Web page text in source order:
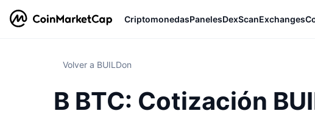
CriptomonedasPanelesDexScanExchanges
Volver a BUILDon
B BTC: Cotización